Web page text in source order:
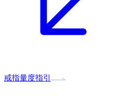
戒指量度指引